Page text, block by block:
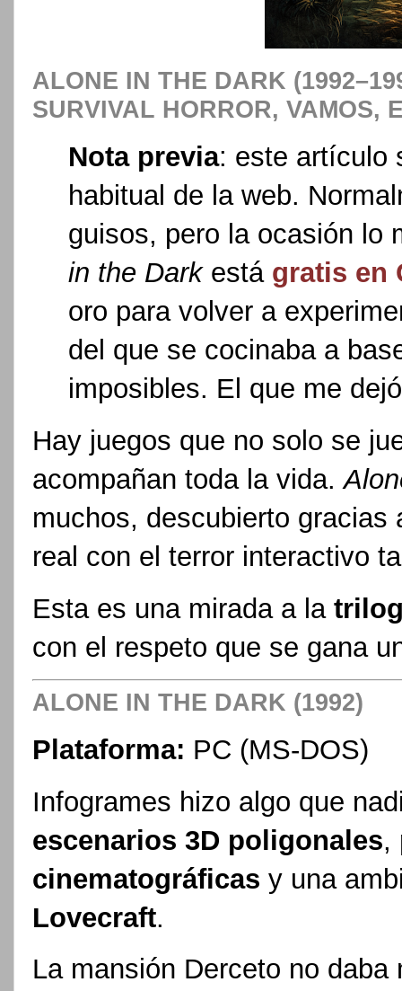
ALONE IN THE DARK
SURVIVAL HORROR, VAMOS,
Nota previa: este artículo
habitual de la web.
guisos, pero la ocasión lo
in the Darkestá gratis en
oro para volver a
del que se cocinaba a
imposibles. El que me
Hay juegos que no solo se
acompañan toda la vida.
muchos, descubierto gracias
real con el terror interactivo
Esta es una mirada a la
con el respeto que se gana
ALONE IN THE DARK (1992)
Plataforma: PC (MS-DOS)
Infogrames hizo algo que
escenarios 3D poligonales,
cinematográficas y una
Lovecraft.
La mansión Derceto no